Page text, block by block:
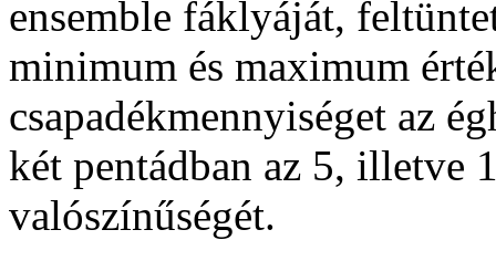
ensemble fáklyáját,
minimum és maximum
csapadékmennyiséget az
két pentádban az 5, illetve
valószínűségét.